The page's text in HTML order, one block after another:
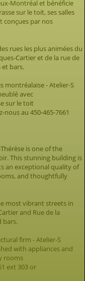
Montréal et bénéficie
sur le toit, ses salles
conçues par nos
rues les plus animées du
Cartier et de la rue de
et bars.
- Atelier-S
avec
sur le toit
au 450-465-7661
is one of the
This stunning building is
an exceptional quality of
and thoughtfully
most vibrant streets in
and Rue de la
bars.
firm - Atelier-S
with appliances and
rooms
ext 303 or